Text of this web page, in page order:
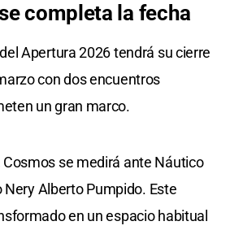
completa la fecha
Apertura 2026 tendrá su cierre
con dos encuentros
un gran marco.
Cosmos se medirá ante Náutico
Nery Alberto Pumpido. Este
en un espacio habitual